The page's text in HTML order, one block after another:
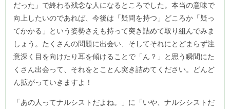
だった」で終わる残念な人になるところでした。本当の意味で
向上したいのであれば、今後は「疑問を持つ」どころか「疑っ
てかかる」という姿勢さえも持って突き詰めて取り組んでみま
しょう。たくさんの問題に出会い、そしてそれにとどまらず注
意深く目を向けたり耳を傾けることで「ん？」と思う瞬間にた
くさん出会って、それをとことん突き詰めてください。どんど
ん拡がっていきますよ！
「あの人ってナルシストだよね。」に「いや、ナルシシストだ